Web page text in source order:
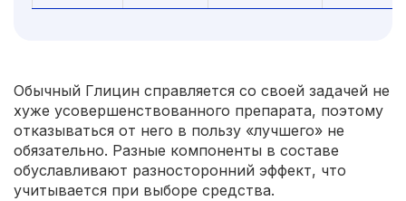
Обычный Глицин справляется со своей задачей не
хуже усовершенствованного препарата, поэтому
отказываться от него в пользу «лучшего» не
обязательно. Разные компоненты в составе
обуславливают разносторонний эффект, что
учитывается при выборе средства.